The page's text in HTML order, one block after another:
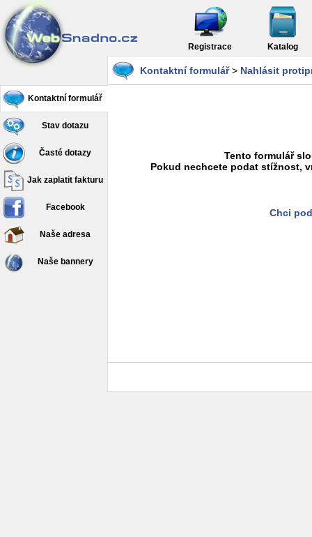
Registrace Katalog
Kontaktní formulář
Stav dotazu
Časté dotazy
Jak zaplatit fakturu
Facebook
Naše adresa
Naše bannery
Kontaktní formulář> Nahlásit
Tento formulář
Pokud nechcete podat stížnost,
Chci